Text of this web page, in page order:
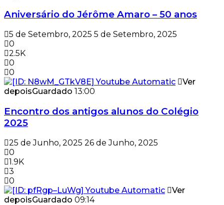
Aniversário do Jérôme Amaro – 50 anos
5 de Setembro, 2025 5 de Setembro, 2025
0
2.5K
0
0
Ver
depoisGuardado 13:00
Encontro dos antigos alunos do Colégio
2025
25 de Junho, 2025 26 de Junho, 2025
0
1.9K
3
0
Ver
depoisGuardado 09:14